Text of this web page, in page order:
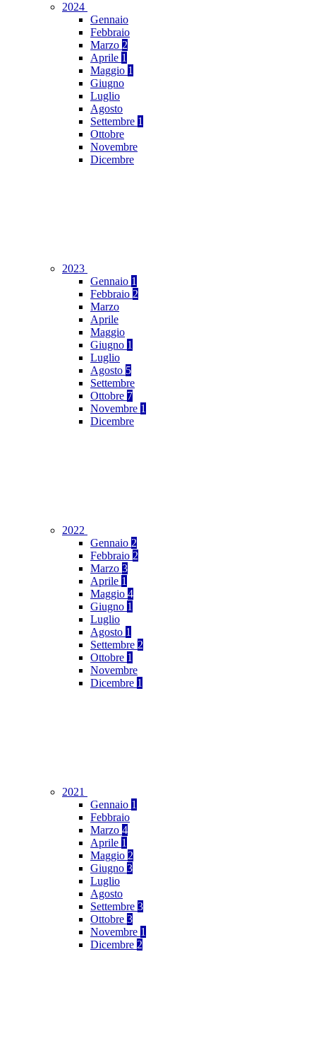
2024
Gennaio
Febbraio
Marzo 2
Aprile 1
Maggio 1
Giugno
Luglio
Agosto
Settembre 1
Ottobre
Novembre
Dicembre
2023
Gennaio 1
Febbraio 2
Marzo
Aprile
Maggio
Giugno 1
Luglio
Agosto 5
Settembre
Ottobre 7
Novembre 1
Dicembre
2022
Gennaio 2
Febbraio 2
Marzo 3
Aprile 1
Maggio 4
Giugno 1
Luglio
Agosto 1
Settembre 2
Ottobre 1
Novembre
Dicembre 1
2021
Gennaio 1
Febbraio
Marzo 4
Aprile 1
Maggio 2
Giugno 3
Luglio
Agosto
Settembre 3
Ottobre 3
Novembre 1
Dicembre 2